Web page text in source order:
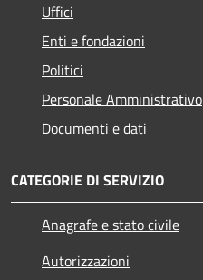
Uffici
Enti e fondazioni
Politici
Personale Amministrativo
Documenti e dati
CATEGORIE DI SERVIZIO
Anagrafe e stato civile
Autorizzazioni